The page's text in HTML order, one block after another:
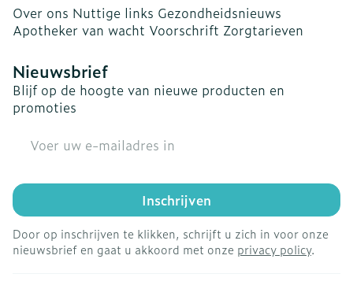
Over ons Nuttige links Gezondheidsnieuws
Apotheker van wacht Voorschrift Zorgtarieven
Nieuwsbrief
Blijf op de hoogte van nieuwe producten en
promoties
Inschrijven
Door op inschrijven te klikken, schrijft u zich in voor onze
nieuwsbrief en gaat u akkoord met onze privacy policy.